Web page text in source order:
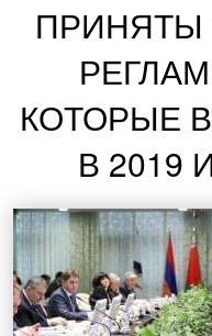
ПРИНЯТЫ
КОТОРЫЕ
В 2019